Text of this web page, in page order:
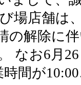
場店舗は
の解除に
なお6月
時間が